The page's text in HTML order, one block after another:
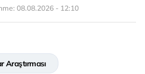
08.08.2026 - 12:10
Araştırması